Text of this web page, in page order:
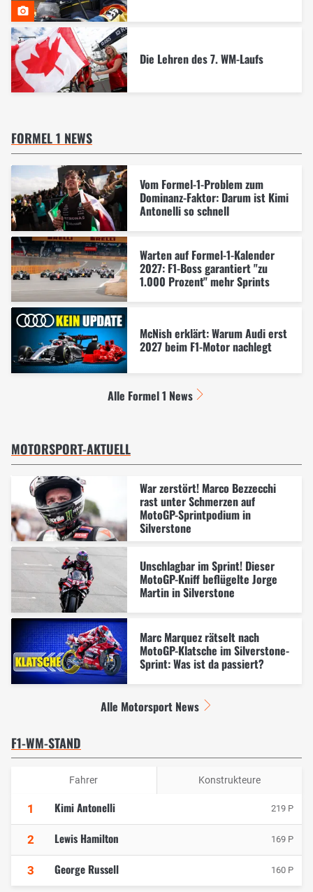
Die Lehren des 7. WM-Laufs
FORMEL 1 NEWS
Vom Formel-1-Problem zum
Dominanz-Faktor: Darum ist Kimi
Antonelli so schnell
Warten auf Formel-1-Kalender
2027: F1-Boss garantiert "zu
1.000 Prozent" mehr Sprints
McNish erklärt: Warum Audi erst
2027 beim F1-Motor nachlegt
Alle Formel 1 News
MOTORSPORT-AKTUELL
War zerstört! Marco Bezzecchi
rast unter Schmerzen auf
MotoGP-Sprintpodium in
Silverstone
Unschlagbar im Sprint! Dieser
MotoGP-Kniff beflügelte Jorge
Martin in Silverstone
Marc Marquez rätselt nach
MotoGP-Klatsche im Silverstone-
Sprint: Was ist da passiert?
Alle Motorsport News
F1-WM-STAND
Fahrer Konstrukteure
1 Kimi Antonelli 219 P
2 Lewis Hamilton 169 P
3 George Russell 160 P